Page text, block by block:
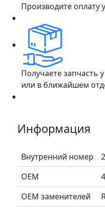
Производите
Получаете запчасть
или в ближайшем
Информация
Внутренний номер
ОЕМ
ОЕМ заменителей